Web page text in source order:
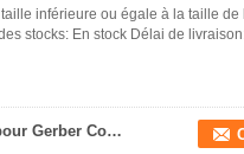
inférieure ou égale à la taille de
stocks: En stock Délai de
925500700 Commutateur miniature Spdt droit pour Gerber Coupeuse automatique GT7250 Remplacement